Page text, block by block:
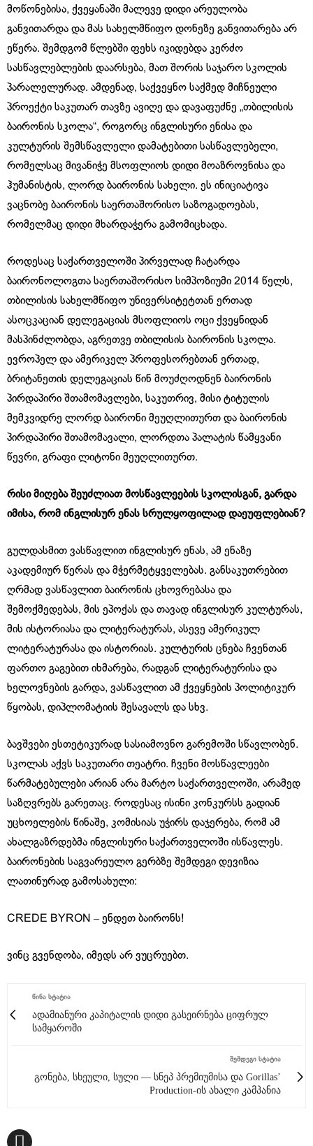
მოწონებისა, ქვეყანაში მალევე დიდი არეულობა
განვითარდა და მას სახელმწიფო დონეზე განვითარება არ
ეწერა. შემდგომ წლებში ფეხს იკიდებდა კერძო
სასწავლებლების დაარსება, მათ შორის საჯარო სკოლის
პარალელურად. ამდენად, საქვეყნო საქმედ მიჩნეული
პროექტი საკუთარ თავზე ავიღე და დავაფუძნე „თბილისის
ბაირონის სკოლა“, როგორც ინგლისური ენისა და
კულტურის შემსწავლელი დამატებითი სასწავლებელი,
რომელსაც მივანიჭე მსოფლიოს დიდი მოაზროვნისა და
ჰუმანისტის, ლორდ ბაირონის სახელი. ეს ინიციატივა
ვაცნობე ბაირონის საერთაშორისო საზოგადოებას,
რომელმაც დიდი მხარდაჭერა გამომიცხადა.
როდესაც საქართველოში პირველად ჩატარდა
ბაირონოლოგთა საერთაშორისო სიმპოზიუმი 2014 წელს,
თბილისის სახელმწიფო უნივერსიტეტთან ერთად
ასოცკაციან დელეგაციას მსოფლიოს ოცი ქვეყნიდან
მასპინძლობდა, აგრეთვე თბილისის ბაირონის სკოლა.
ევროპელ და ამერიკელ პროფესორებთან ერთად,
ბრიტანეთის დელეგაციას წინ მოუძღოდნენ ბაირონის
პირდაპირი შთამომავლები, საკუთრივ, მისი ტიტულის
მემკვიდრე ლორდ ბაირონი მეუღლითურთ და ბაირონის
პირდაპირი შთამომავალი, ლორდთა პალატის წამყვანი
წევრი, გრაფი ლიტონი მეუღლითურთ.
რისი მიღება შეუძლიათ მოსწავლეების სკოლისგან, გარდა
იმისა, რომ ინგლისურ ენას სრულყოფილად დაეუფლებიან?
გულდასმით ვასწავლით ინგლისურ ენას, ამ ენაზე
აკადემიურ წერას და მჭერმეტყველებას. განსაკუთრებით
ღრმად ვასწავლით ბაირონის ცხოვრებასა და
შემოქმედებას, მის ეპოქას და თავად ინგლისურ კულტურას,
მის ისტორიასა და ლიტერატურას, ასევე ამერიკულ
ლიტერატურასა და ისტორიას. კულტურის ცნება ჩვენთან
ფართო გაგებით იხმარება, რადგან ლიტერატურისა და
ხელოვნების გარდა, ვასწავლით ამ ქვეყნების პოლიტიკურ
წყობას, დიპლომატიის შესავალს და სხვ.
ბავშვები ესთეტიკურად სასიამოვნო გარემოში სწავლობენ.
სკოლას აქვს საკუთარი თეატრი. ჩვენი მოსწავლეები
წარმატებულები არიან არა მარტო საქართველოში, არამედ
საზღვრებს გარეთაც. როდესაც ისინი კონკურსს გადიან
უცხოელების წინაშე, კომისიას უჭირს დაჯერება, რომ ამ
ახალგაზრდებმა ინგლისური საქართველოში ისწავლეს.
ბაირონების საგვარეულო გერბზე შემდეგი დევიზია
ლათინურად გამოსახული:
CREDE BYRON ‒ ენდეთ ბაირონს!
ვინც გვენდობა, იმედს არ ვუცრუებთ.
ᲬᲘᲜᲐ ᲡᲢᲐᲢᲘᲐ
ადამიანური კაპიტალის დიდი გასეირნება ციფრულ
სამყაროში
ᲨᲔᲛᲓᲔᲒᲘ ᲡᲢᲐᲢᲘᲐ
გონება, სხეული, სული — სნეპ პრემიუმისა და Gorillas’
Production-ის ახალი კამპანია